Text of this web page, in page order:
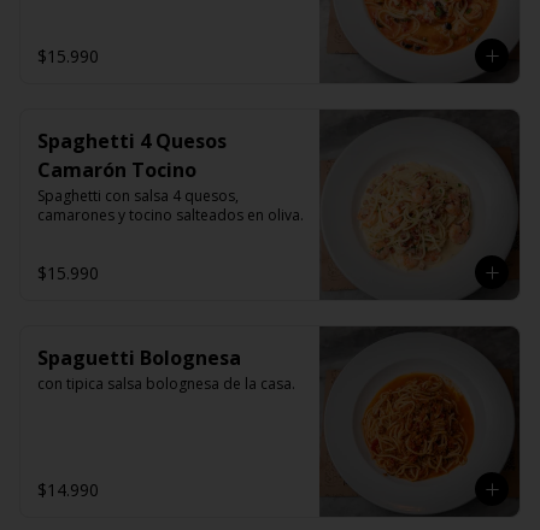
$15.990
Spaghetti 4 Quesos
Camarón Tocino
Spaghetti con salsa 4 quesos,
camarones y tocino salteados en oliva.
$15.990
Spaguetti Bolognesa
con tipica salsa bolognesa de la casa.
$14.990